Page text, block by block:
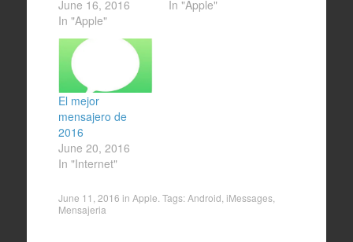
June 16, 2016
In "Apple"
In "Apple"
El mejor
mensajero de
2016
June 20, 2016
In "Internet"
June 11, 2016 in Apple . Tags:Android iMessages,
Mensajeria